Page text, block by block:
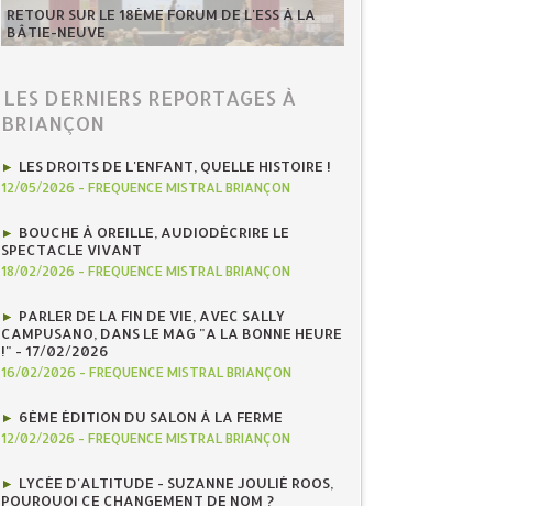
RETOUR SUR LE 18ÈME FORUM DE L'ESS À LA
BÂTIE-NEUVE
LES DERNIERS REPORTAGES À
BRIANÇON
LES DROITS DE L'ENFANT, QUELLE HISTOIRE !
12/05/2026 - FREQUENCE MISTRAL BRIANÇON
BOUCHE À OREILLE, AUDIODÉCRIRE LE
SPECTACLE VIVANT
18/02/2026 - FREQUENCE MISTRAL BRIANÇON
PARLER DE LA FIN DE VIE, AVEC SALLY
CAMPUSANO, DANS LE MAG "A LA BONNE HEURE
!" - 17/02/2026
16/02/2026 - FREQUENCE MISTRAL BRIANÇON
6ÈME ÉDITION DU SALON À LA FERME
12/02/2026 - FREQUENCE MISTRAL BRIANÇON
LYCÉE D'ALTITUDE - SUZANNE JOULIÉ ROOS,
POURQUOI CE CHANGEMENT DE NOM ?